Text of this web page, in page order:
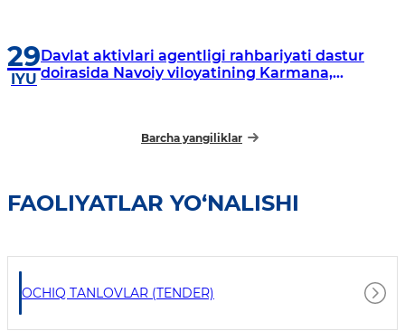
29
IYU
Davlat aktivlari agentligi rahbariyati dastur
doirasida Navoiy viloyatining Karmana,
Barcha yangiliklar
FAOLIYATLAR YO‘NALISHI
OCHIQ TANLOVLAR (TENDER)